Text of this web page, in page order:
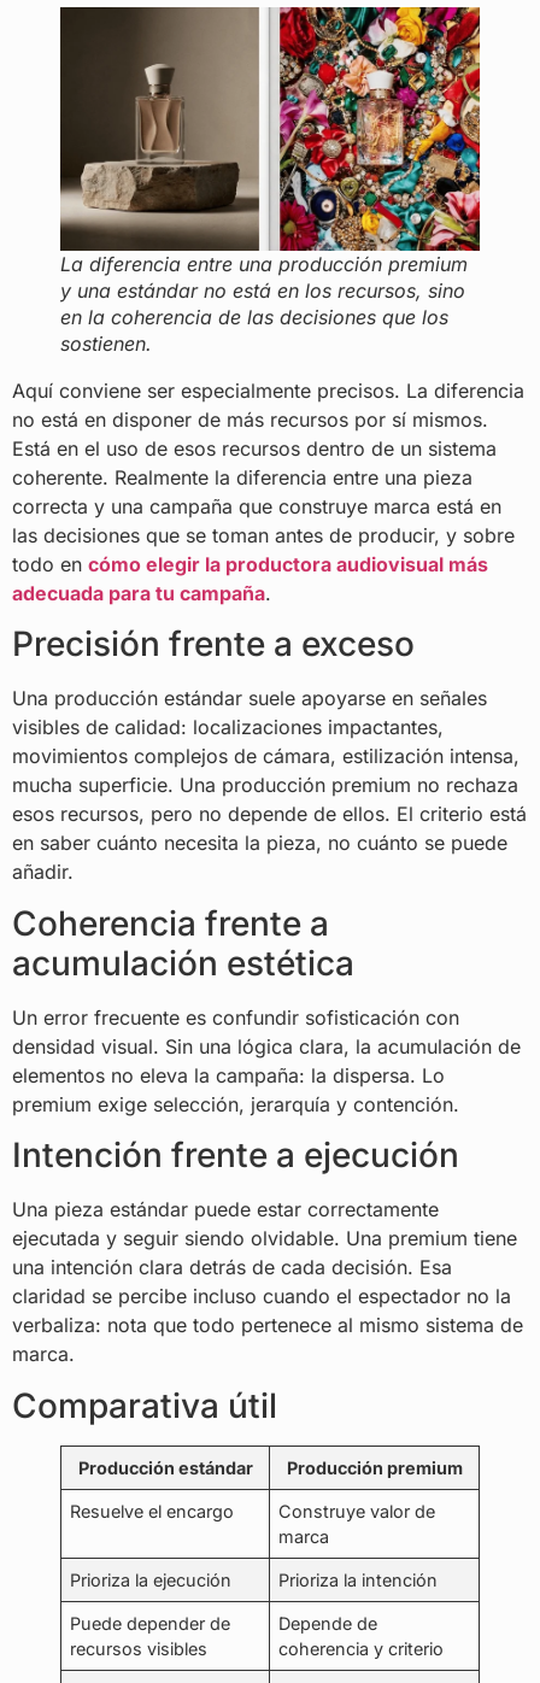
La diferencia entre una producción premium
y una estándar no está en los recursos, sino
en la coherencia de las decisiones que los
sostienen.
Aquí conviene ser especialmente precisos. La diferencia
no está en disponer de más recursos por sí mismos.
Está en el uso de esos recursos dentro de un sistema
coherente. Realmente la diferencia entre una pieza
correcta y una campaña que construye marca está en
las decisiones que se toman antes de producir, y sobre
todo en cómo elegir la productora audiovisual más
adecuada para tu campaña.
Precisión frente a exceso
Una producción estándar suele apoyarse en señales
visibles de calidad: localizaciones impactantes,
movimientos complejos de cámara, estilización intensa,
mucha superficie. Una producción premium no rechaza
esos recursos, pero no depende de ellos. El criterio está
en saber cuánto necesita la pieza, no cuánto se puede
añadir.
Coherencia frente a
acumulación estética
Un error frecuente es confundir sofisticación con
densidad visual. Sin una lógica clara, la acumulación de
elementos no eleva la campaña: la dispersa. Lo
premium exige selección, jerarquía y contención.
Intención frente a ejecución
Una pieza estándar puede estar correctamente
ejecutada y seguir siendo olvidable. Una premium tiene
una intención clara detrás de cada decisión. Esa
claridad se percibe incluso cuando el espectador no la
verbaliza: nota que todo pertenece al mismo sistema de
marca.
Comparativa útil
Producción estándar Producción premium
Resuelve el encargo
Construye valor de
marca
Prioriza la ejecución Prioriza la intención
Puede depender de
recursos visibles
Depende de
coherencia y criterio